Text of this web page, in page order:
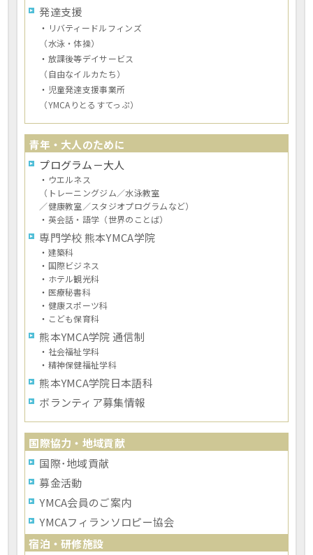
発達支援
・ リバティードルフィンズ
（水泳・体操）
・ 放課後等デイサービス
（自由なイルカたち）
・ 児童発達支援事業所
（YMCAりとるすてっぷ）
青年・大人のために
プログラム－大人
・ ウエルネス
（トレーニングジム／水泳教室
／健康教室／スタジオプログラムなど）
・ 英会話・語学（世界のことば）
専門学校 熊本YMCA学院
・ 建築科
・ 国際ビジネス
・ ホテル観光科
・ 医療秘書科
・ 健康スポーツ科
・ こども保育科
熊本YMCA学院 通信制
・ 社会福祉学科
・ 精神保健福祉学科
熊本YMCA学院日本語科
ボランティア募集情報
国際協力・地域貢献
国際･地域貢献
募金活動
YMCA会員のご案内
YMCAフィランソロピー協会
宿泊・研修施設